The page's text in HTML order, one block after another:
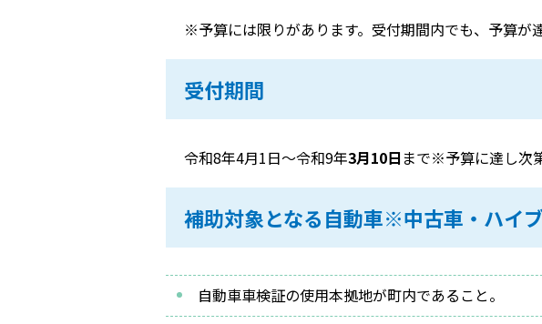
※予算には限りがあります。受付期間内でも、予算が
受付期間
令和8年4月1日～令和9年3月10日 まで※予算に達し次
補助対象となる自動車※中古車・ハイ
自動車車検証の使用本拠地が町内であること。